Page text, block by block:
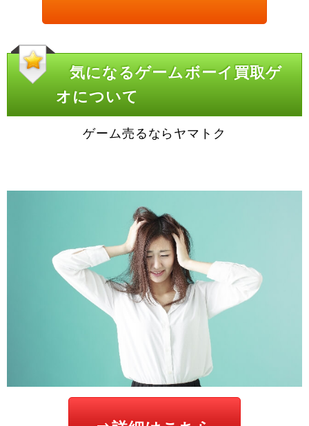
気になるゲームボーイ買取ゲ
オについて
ゲーム売るならヤマトク